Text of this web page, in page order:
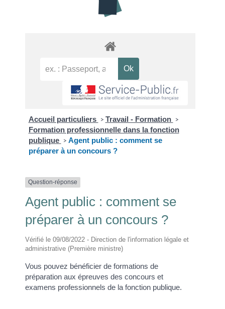
Accueil particuliers > Travail - Formation >
Formation professionnelle dans la fonction
publique > Agent public : comment se
préparer à un concours ?
Question-réponse
Agent public : comment se
préparer à un concours ?
Vérifié le 09/08/2022 - Direction de l'information légale et
administrative (Première ministre)
Vous pouvez bénéficier de formations de
préparation aux épreuves des concours et
examens professionnels de la fonction publique.